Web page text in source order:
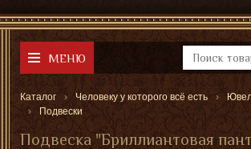
МЕНЮ
Каталог Человеку у которого всё есть
Подвески
Подвеска "Бриллиантовая